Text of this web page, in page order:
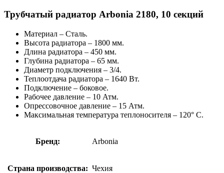
Трубчатый радиатор Arbonia 2180, 10 секций
Материал – Сталь.
Высота радиатора – 1800 мм.
Длина радиатора – 450 мм.
Глубина радиатора – 65 мм.
Диаметр подключения – 3/4.
Теплоотдача радиатора – 1640 Вт.
Подключение – боковое.
Рабочее давление – 10 Атм.
Опрессовочное давление – 15 Атм.
Максимальная температура теплоносителя – 120° C.
Бренд: Arbonia
Страна производства: Чехия